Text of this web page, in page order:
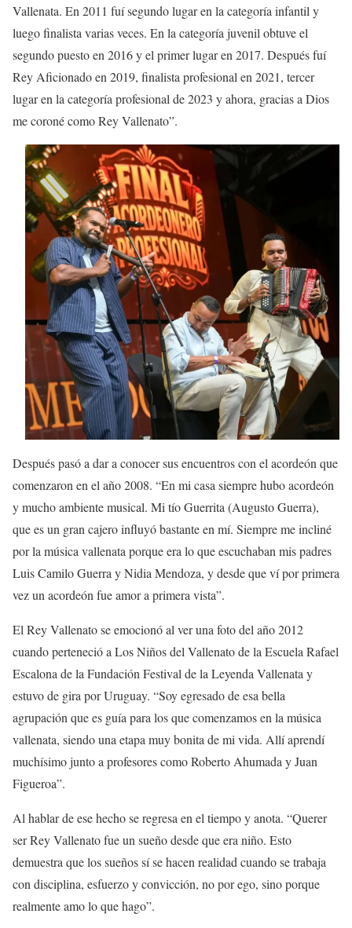
Vallenata. En 2011 fuí segundo lugar en la categoría infantil y
luego finalista varias veces. En la categoría juvenil obtuve el
segundo puesto en 2016 y el primer lugar en 2017. Después fuí
Rey Aficionado en 2019, finalista profesional en 2021, tercer
lugar en la categoría profesional de 2023 y ahora, gracias a Dios
me coroné como Rey Vallenato”.
Después pasó a dar a conocer sus encuentros con el acordeón que
comenzaron en el año 2008. “En mi casa siempre hubo acordeón
y mucho ambiente musical. Mi tío Guerrita (Augusto Guerra),
que es un gran cajero influyó bastante en mí. Siempre me incliné
por la música vallenata porque era lo que escuchaban mis padres
Luis Camilo Guerra y Nidia Mendoza, y desde que ví por primera
vez un acordeón fue amor a primera vista”.
El Rey Vallenato se emocionó al ver una foto del año 2012
cuando perteneció a Los Niños del Vallenato de la Escuela Rafael
Escalona de la Fundación Festival de la Leyenda Vallenata y
estuvo de gira por Uruguay. “Soy egresado de esa bella
agrupación que es guía para los que comenzamos en la música
vallenata, siendo una etapa muy bonita de mi vida. Allí aprendí
muchísimo junto a profesores como Roberto Ahumada y Juan
Figueroa”.
Al hablar de ese hecho se regresa en el tiempo y anota. “Querer
ser Rey Vallenato fue un sueño desde que era niño. Esto
demuestra que los sueños sí se hacen realidad cuando se trabaja
con disciplina, esfuerzo y convicción, no por ego, sino porque
realmente amo lo que hago”.